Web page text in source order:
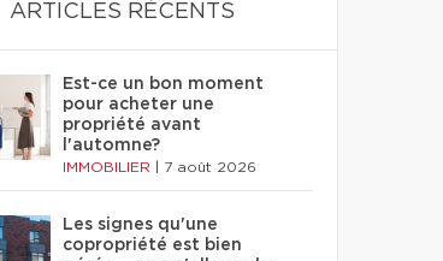
ARTICLES RÉCENTS
Est-ce un bon moment
pour acheter une
propriété avant
l'automne?
IMMOBILIER 7 août 2026
Les signes qu'une
copropriété est bien